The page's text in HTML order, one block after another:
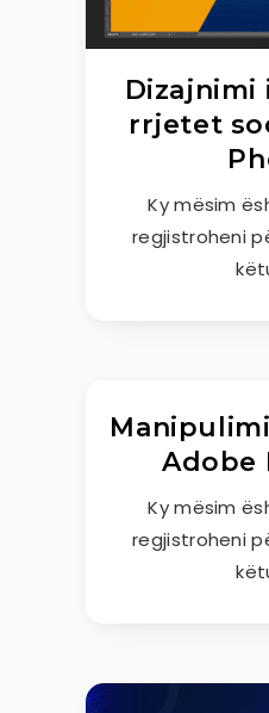
Dizajnimi
rrjetet
Ky mësim
regjistroheni
Adobe
Ky mësim
regjistroheni